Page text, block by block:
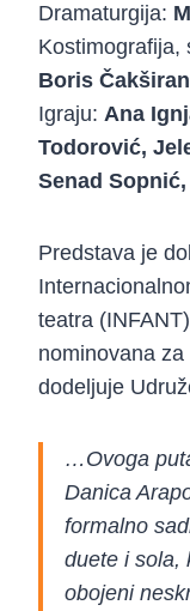
Dramaturgija:
Kostimografija,
Boris Čakširan
Igraju: Ana
Todorović,
Senad
Predstava je
teatra
nominovana za
dodeljuje
…Ovoga
Danica
formalno
duete i sola,
obojeni